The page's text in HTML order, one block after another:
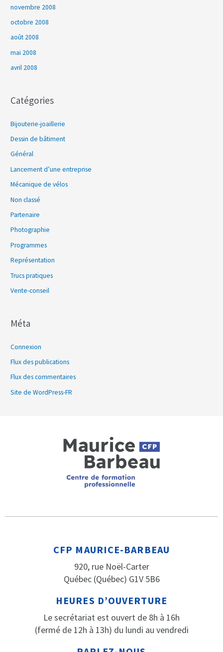
novembre 2008
octobre 2008
août 2008
mai 2008
avril 2008
Catégories
Bijouterie-joaillerie
Dessin de bâtiment
Général
Lancement d’une entreprise
Mécanique de vélos
Non classé
Partenaire
Photographie
Programmes
Représentation
Trucs pratiques
Vente-conseil
Méta
Connexion
Flux des publications
Flux des commentaires
Site de WordPress-FR
CFP MAURICE-BARBEAU
920, rue Noël-Carter
Québec (Québec) G1V 5B6
HEURES D’OUVERTURE
Le secrétariat est ouvert de 8h à 16h
(fermé de 12h à 13h) du lundi au vendredi